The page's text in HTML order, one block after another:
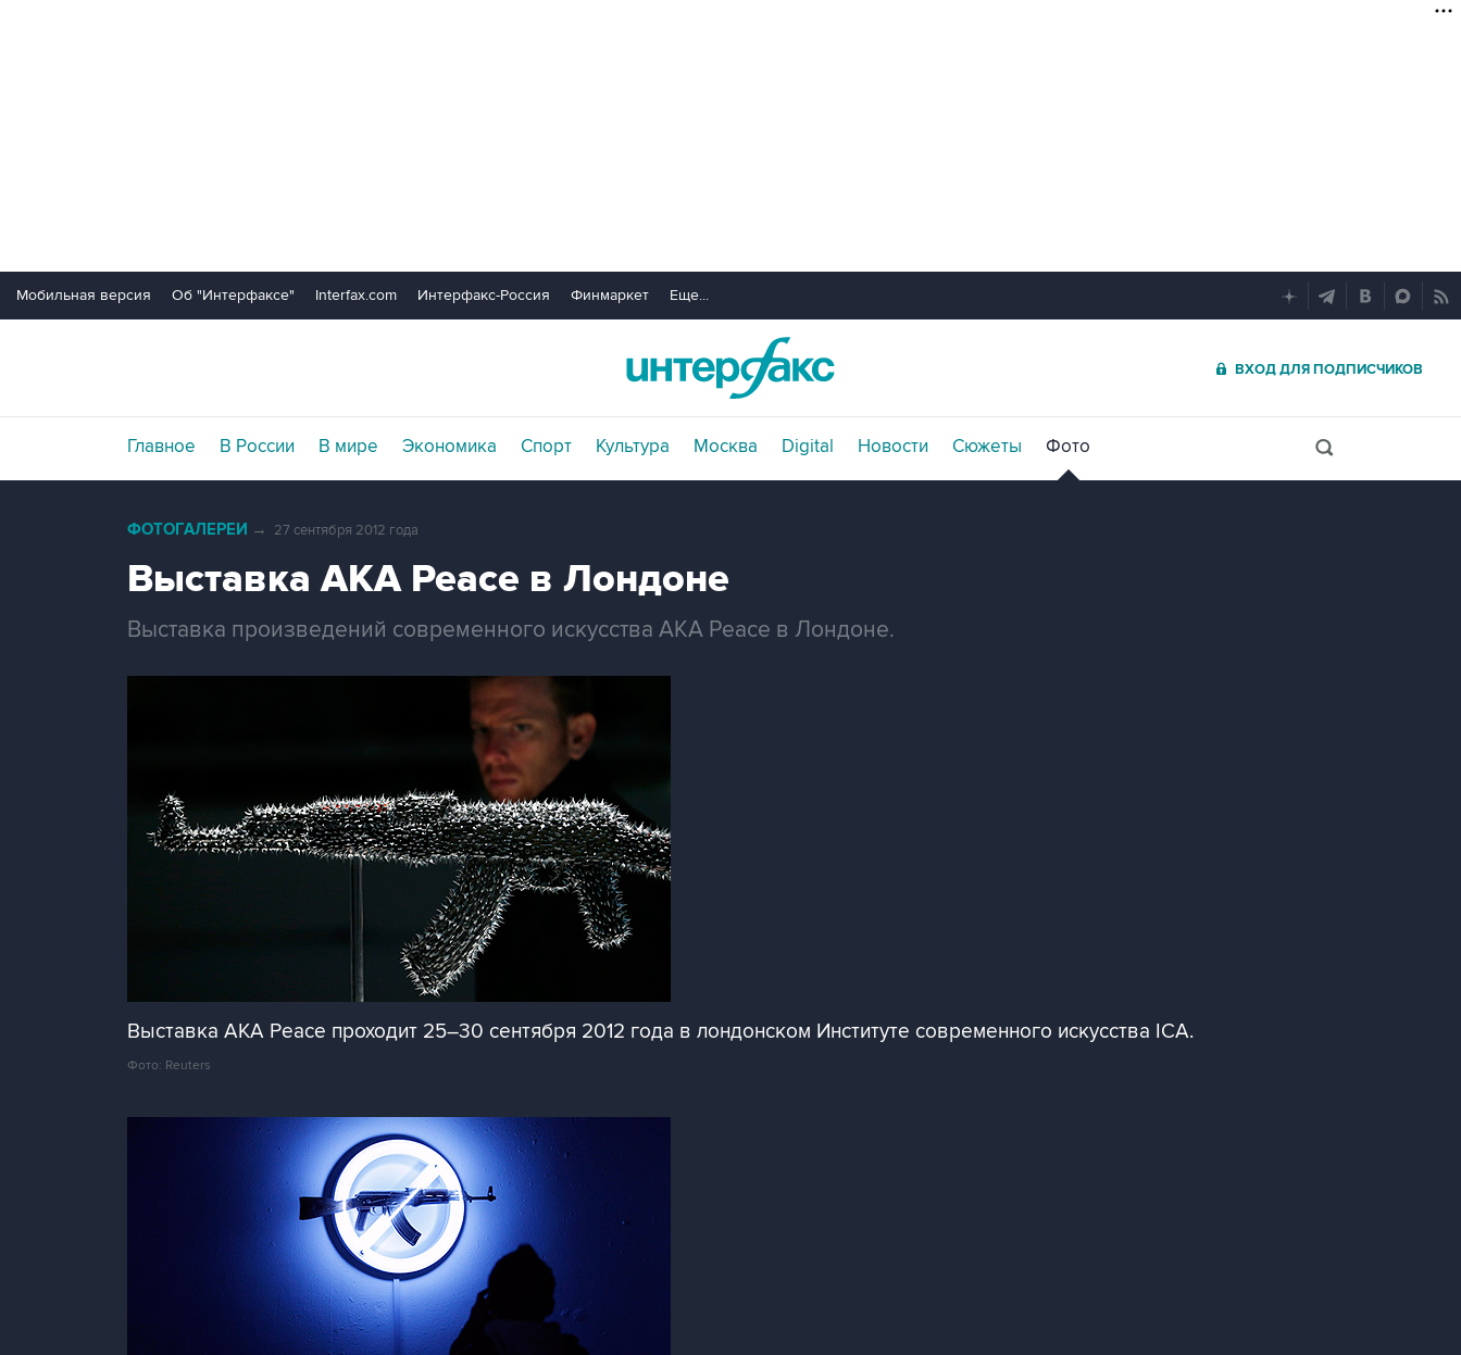
Мобильная версия Об "Интерфаксе" Interfax.com Интерфакс-Россия Финмаркет Еще...
ВХОД ДЛЯ ПОДПИСЧИКОВ
Главное В России В мире Экономика Спорт Культура Москва Digital Новости Сюжеты Фото
ФОТОГАЛЕРЕИ → 27 сентября 2012 года
Выставка AKA Peace в Лондоне
Выставка произведений современного искусства AKA Peace в Лондоне.
Выставка AKA Peace проходит 25–30 сентября 2012 года в лондонском Институте современного искусства ICA.
Фото: Reuters